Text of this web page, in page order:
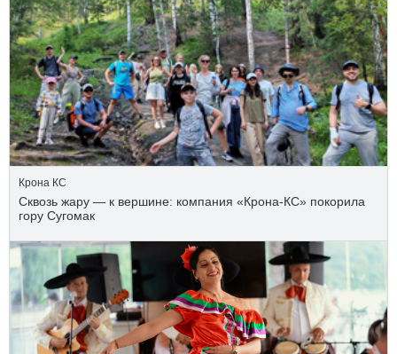
Крона КС
Сквозь жару — к вершине: компания «Крона‑КС» покорила
гору Сугомак